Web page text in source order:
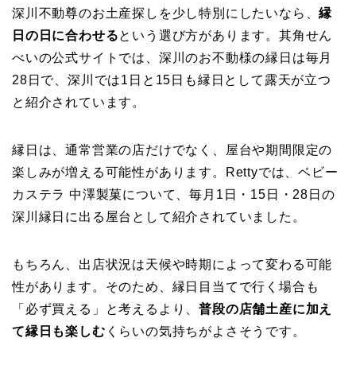
深川不動尊のお土産探しを少し特別にしたいなら、縁
日の日に合わせるという選び方があります。其角せん
べいの公式サイトでは、深川のお不動様の縁日は毎月
28日で、深川では1日と15日も縁日として露天が立つ
と紹介されています。
縁日は、通常営業の店だけでなく、屋台や期間限定の
楽しみが増える可能性があります。Rettyでは、ベビー
カステラ 中澤製菓について、毎月1日・15日・28日の
深川縁日に出る屋台として紹介されていました。
もちろん、出店状況は天候や時期によって変わる可能
性があります。そのため、縁日目当てで行く場合も
「必ず買える」と考えるより、普段の店舗土産に加え
て縁日も楽しむ くらいの気持ちがよさそうです。